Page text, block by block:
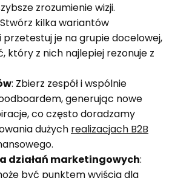
zrozumienie wizji.
kilka wariantów
je na grupie docelowej,
który z nich najlepiej rezonuje z
: Zbierz zespół i wspólnie
generując nowe
co często doradzamy
dużych realizacjach B2B
działań marketingowych:
być punktem wyjścia dla